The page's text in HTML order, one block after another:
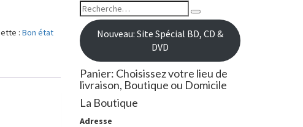
: Bon état
Rechercher :
Recherche
Nouveau: Site Spécial BD, CD &
DVD
Panier: Choisissez votre lieu de
livraison, Boutique ou Domicile
La Boutique
Adresse